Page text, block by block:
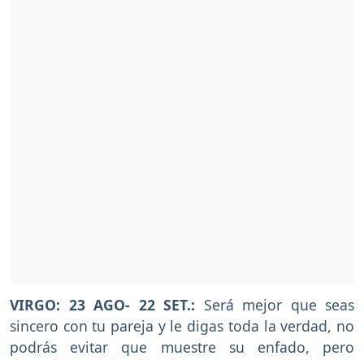
VIRGO: 23 AGO- 22 SET.: Será mejor que seas
sincero con tu pareja y le digas toda la verdad, no
podrás evitar que muestre su enfado, pero